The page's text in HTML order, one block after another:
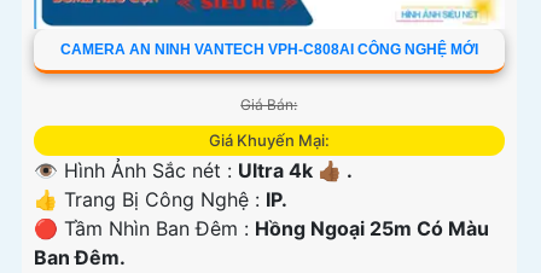
CAMERA AN NINH VANTECH VPH-C808AI CÔNG NGHỆ MỚI
Giá Bán:
Giá Khuyến Mại:
👁 Hình Ảnh Sắc nét : Ultra 4k 👍🏾 .
👍 Trang Bị Công Nghệ : IP.
🔴 Tầm Nhìn Ban Đêm : Hồng Ngoại 25m Có Màu
Ban Ðêm.